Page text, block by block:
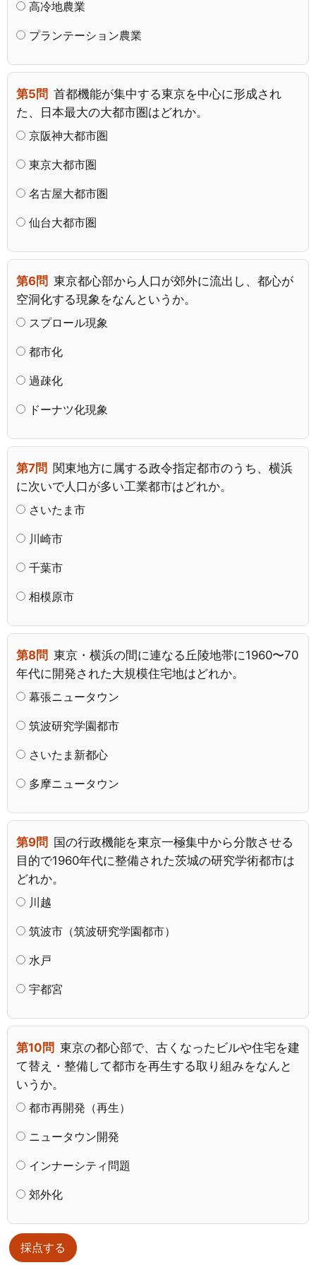
高冷地農業
プランテーション農業
第5問 首都機能が集中する東京を中心に形成され
た、日本最大の大都市圏はどれか。
京阪神大都市圏
東京大都市圏
名古屋大都市圏
仙台大都市圏
第6問 東京都心部から人口が郊外に流出し、都心が
空洞化する現象をなんというか。
スプロール現象
都市化
過疎化
ドーナツ化現象
第7問 関東地方に属する政令指定都市のうち、横浜
に次いで人口が多い工業都市はどれか。
さいたま市
川崎市
千葉市
相模原市
第8問 東京・横浜の間に連なる丘陵地帯に1960〜70
年代に開発された大規模住宅地はどれか。
幕張ニュータウン
筑波研究学園都市
さいたま新都心
多摩ニュータウン
第9問 国の行政機能を東京一極集中から分散させる
目的で1960年代に整備された茨城の研究学術都市は
どれか。
川越
筑波市（筑波研究学園都市）
水戸
宇都宮
第10問 東京の都心部で、古くなったビルや住宅を建
て替え・整備して都市を再生する取り組みをなんと
いうか。
都市再開発（再生）
ニュータウン開発
インナーシティ問題
郊外化